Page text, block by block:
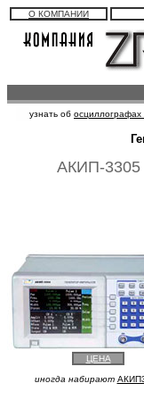
О КОМПАНИИ
узнать об осциллографах
АКИП-3305
ЦЕНА
иногда набирают